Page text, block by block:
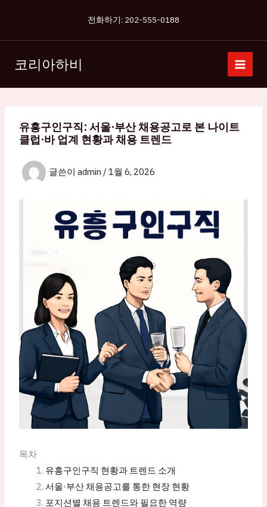
츠
너
전화하기: 202-555-0188
코리아하비
유흥구인구직: 서울·부산 채용공고로 본 나이트
클럽·바 업계 현황과 채용 트렌드
글쓴이 admin / 1월 6, 2026
목차
유흥구인구직 현황과 트렌드 소개
서울·부산 채용공고를 통한 현장 현황
포지션별 채용 트렌드와 필요한 역량